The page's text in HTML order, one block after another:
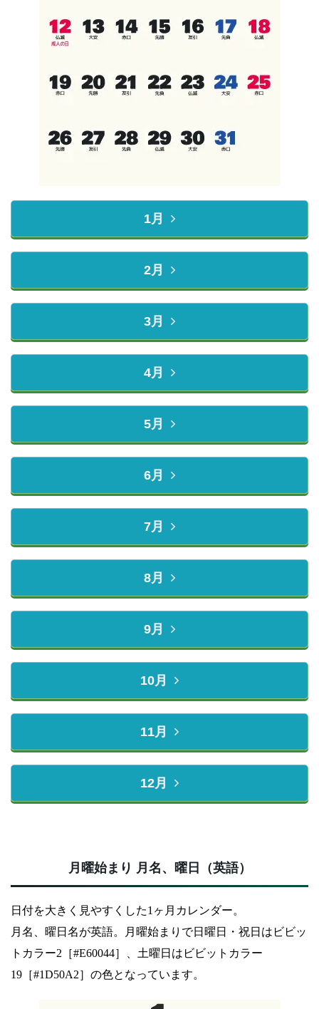
1月
2月
3月
4月
5月
6月
7月
8月
9月
10月
11月
12月
月曜始まり 月名、曜日（英語）
日付を大きく見やすくした1ヶ月カレンダー。
月名、曜日名が英語。月曜始まりで日曜日・祝日はビビッ
トカラー2［#E60044］、土曜日はビビットカラー
19［#1D50A2］の色となっています。